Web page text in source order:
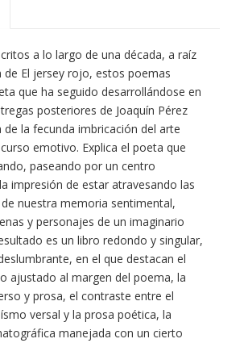
a lo largo de una década, a raíz
de El jersey rojo, estos poemas
que ha seguido desarrollándose en
posteriores de Joaquín Pérez
de la fecunda imbricación del arte
emotivo. Explica el poeta que
paseando por un centro
impresión de estar atravesando las
nuestra memoria sentimental,
y personajes de un imaginario
es un libro redondo y singular,
en el que destacan el
ajustado al margen del poema, la
y prosa, el contraste entre el
versal y la prosa poética, la
manejada con un cierto